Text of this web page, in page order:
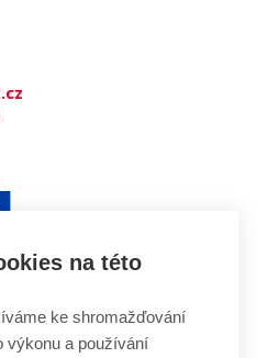
na této
ke shromažďování
výkonu a používání